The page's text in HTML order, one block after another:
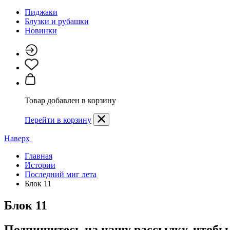
Пиджаки
Блузки и рубашки
Новинки
Товар добавлен в корзину
Перейти в корзину
Наверх
Главная
Истории
Последний миг лета
Блок 11
Блок 11